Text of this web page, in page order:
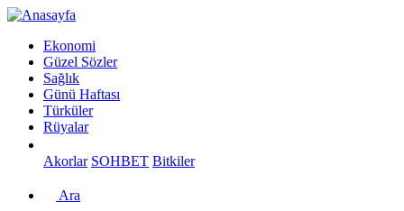
Ekonomi
Güzel Sözler
Sağlık
Günü Haftası
Türküler
Rüyalar
Akorlar SOHBET Bitkiler
Ara